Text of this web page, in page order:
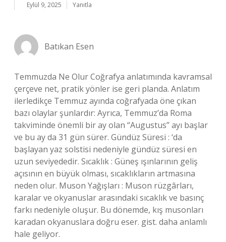
Eylül 9, 2025 Yanıtla
Batıkan Esen
Temmuzda Ne Olur Coğrafya anlatımında kavramsal
çerçeve net, pratik yönler ise geri planda. Anlatım
ilerledikçe Temmuz ayında coğrafyada öne çıkan
bazı olaylar şunlardır: Ayrıca, Temmuz’da Roma
takviminde önemli bir ay olan “Augustus” ayı başlar
ve bu ay da 31 gün sürer. Gündüz Süresi : ‘da
başlayan yaz solstisi nedeniyle gündüz süresi en
uzun seviyededir. Sıcaklık : Güneş ışınlarının geliş
açısının en büyük olması, sıcaklıkların artmasına
neden olur. Muson Yağışları : Muson rüzgârları,
karalar ve okyanuslar arasındaki sıcaklık ve basınç
farkı nedeniyle oluşur. Bu dönemde, kış musonları
karadan okyanuslara doğru eser. gist. daha anlamlı
hale geliyor.